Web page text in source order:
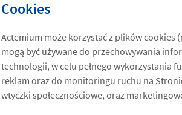
Cookies
Actemium może korzystać z plików
mogą być używane do przechowywania
technologii, w celu pełnego wykorzystania
reklam oraz do monitoringu ruchu na
wtyczki społecznościowe, oraz